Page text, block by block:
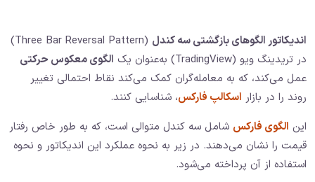
اندیکاتور الگوهای بازگشتی سه کندل
(Three Bar Reversal Pattern)
در تریدینگ ویو (TradingView) به‌عنوان یک
الگوی معکوس حرکتی
عمل می‌کند، که به معامله‌گران کمک می‌کند نقاط احتمالی تغییر
روند را در بازار اسکالپ فارکس، شناسایی کنند.
این الگوی فارکس شامل سه کندل متوالی است، که به طور خاص رفتار
قیمت را نشان می‌دهند. در زیر به نحوه عملکرد این اندیکاتور و نحوه
استفاده از آن پرداخته می‌شود.